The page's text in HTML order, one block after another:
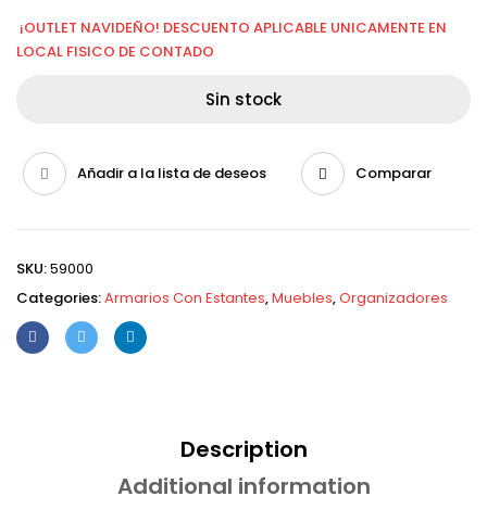
¡OUTLET NAVIDEÑO! DESCUENTO APLICABLE UNICAMENTE EN
LOCAL FISICO DE CONTADO
Sin stock
Añadir a la lista de deseos Comparar
SKU:59000
Categories:Armarios Con Estantes,Muebles,Organizadores
Description
Additional information